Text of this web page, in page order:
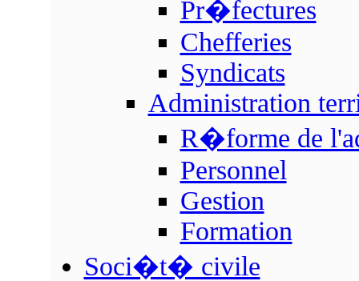
Pr�fectures
Chefferies
Syndicats
Administration
R�forme de
Personnel
Gestion
Formation
Soci�t� civile